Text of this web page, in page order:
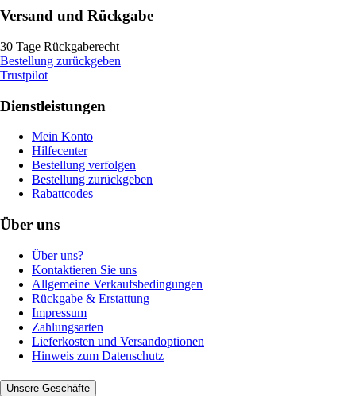
Versand und Rückgabe
30 Tage Rückgaberecht
Bestellung zurückgeben
Trustpilot
Dienstleistungen
Mein Konto
Hilfecenter
Bestellung verfolgen
Bestellung zurückgeben
Rabattcodes
Über uns
Über uns?
Kontaktieren Sie uns
Allgemeine Verkaufsbedingungen
Rückgabe & Erstattung
Impressum
Zahlungsarten
Lieferkosten und Versandoptionen
Hinweis zum Datenschutz
Unsere Geschäfte